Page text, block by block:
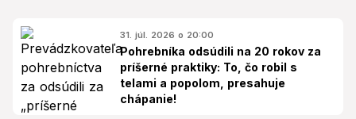
31. júl. 2026 o 20:00
Pohrebníka odsúdili na 20 rokov za
príšerné praktiky: To, čo robil s
telami a popolom, presahuje
chápanie!